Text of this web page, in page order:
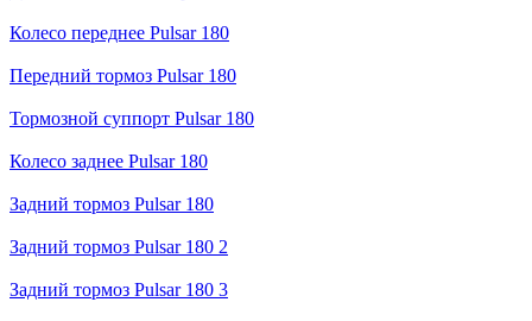
Колесо переднее Pulsar 180
Передний тормоз Pulsar 180
Тормозной суппорт Pulsar 180
Колесо заднее Pulsar 180
Задний тормоз Pulsar 180
Задний тормоз Pulsar 180 2
Задний тормоз Pulsar 180 3